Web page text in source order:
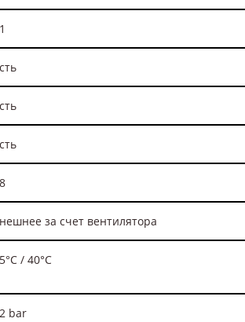
за счет вентилятора
/ 40°С
bar